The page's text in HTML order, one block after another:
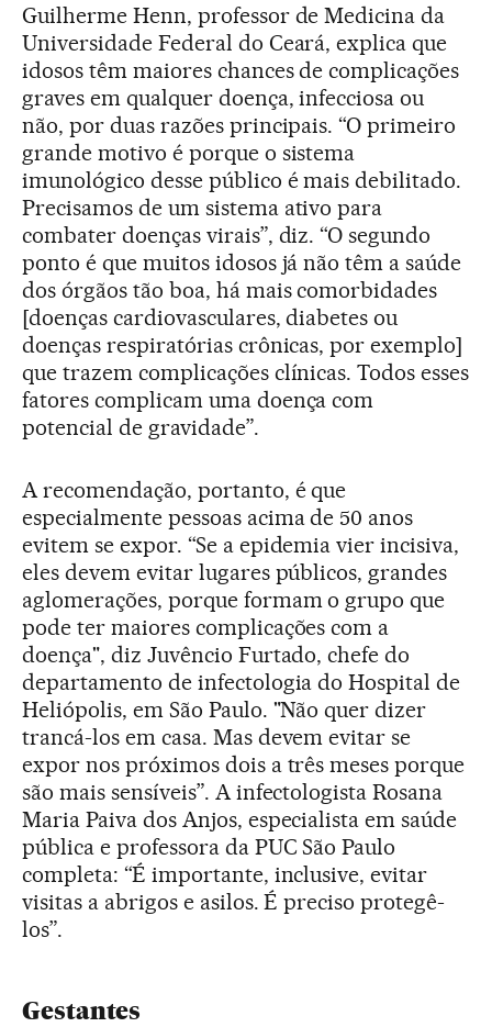
Guilherme Henn, professor de Medicina da
Universidade Federal do Ceará, explica que
idosos têm maiores chances de complicações
graves em qualquer doença, infecciosa ou
não, por duas razões principais. “O primeiro
grande motivo é porque o sistema
imunológico desse público é mais debilitado.
Precisamos de um sistema ativo para
combater doenças virais”, diz. “O segundo
ponto é que muitos idosos já não têm a saúde
dos órgãos tão boa, há mais comorbidades
[doenças cardiovasculares, diabetes ou
doenças respiratórias crônicas, por exemplo]
que trazem complicações clínicas. Todos esses
fatores complicam uma doença com
potencial de gravidade”.
A recomendação, portanto, é que
especialmente pessoas acima de 50 anos
evitem se expor. “Se a epidemia vier incisiva,
eles devem evitar lugares públicos, grandes
aglomerações, porque formam o grupo que
pode ter maiores complicações com a
doença", diz Juvêncio Furtado, chefe do
departamento de infectologia do Hospital de
Heliópolis, em São Paulo. "Não quer dizer
trancá-los em casa. Mas devem evitar se
expor nos próximos dois a três meses porque
são mais sensíveis”. A infectologista Rosana
Maria Paiva dos Anjos, especialista em saúde
pública e professora da PUC São Paulo
completa: “É importante, inclusive, evitar
visitas a abrigos e asilos. É preciso protegê-
los”.
Gestantes